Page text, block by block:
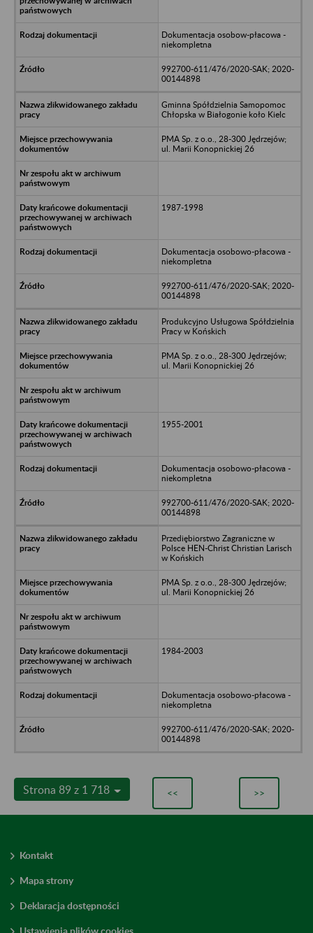
Dokumentacja osobow-płacowa -
niekompletna
992700-611/476/2020-SAK; 2020-
00144898
Gminna Spółdzielnia Samopomoc
Chłopska w Białogonie koło Kielc
PMA Sp. z o.o., 28-300 Jędrzejów;
ul. Marii Konopnickiej 26
1987-1998
Dokumentacja osobowo-płacowa -
niekompletna
992700-611/476/2020-SAK; 2020-
00144898
Produkcyjno Usługowa Spółdzielnia
Pracy w Końskich
PMA Sp. z o.o., 28-300 Jędrzejów;
ul. Marii Konopnickiej 26
1955-2001
Dokumentacja osobowo-płacowa -
niekompletna
992700-611/476/2020-SAK; 2020-
00144898
Przediębiorstwo Zagraniczne w
Polsce HEN-Christ Christian Larisch
w Końskich
PMA Sp. z o.o., 28-300 Jędrzejów;
ul. Marii Konopnickiej 26
1984-2003
Dokumentacja osobowo-płacowa -
niekompletna
992700-611/476/2020-SAK; 2020-
00144898
Strona 89 z 1 718 << >>
Kontakt
Mapa strony
Deklaracja dostępności
Ustawienia plików cookies